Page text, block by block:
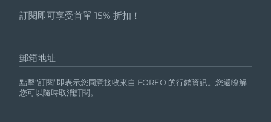
訂閱即可享受首單 15% 折扣！
郵箱地址
點擊“訂閱”即表示您同意接收來自 FOREO 的行銷資訊。您還瞭解
您可以隨時取消訂閱。